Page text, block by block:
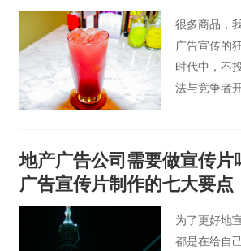
很多商品，
广告宣传的
时代中，不
法与竞争者
要，怎样的
公司的青睐
最注重的是
地产广告公司需要做宣传片
广告宣传片制作的七大要点
为了更好地
都是在给自